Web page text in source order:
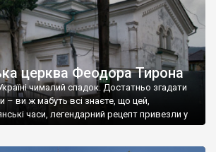
церква Феодора Тирона
чималий спадок. Достатньо згадати
– ви ж мабуть всі знаєте, що цей,
часи, легендарний рецепт привезли у